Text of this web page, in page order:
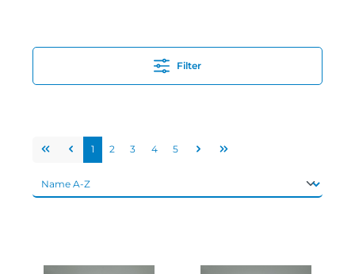
Filter
1 2 3 4 5